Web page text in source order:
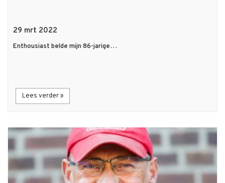
29 mrt 2022
Enthousiast belde mijn 86-jarige…
Lees verder »